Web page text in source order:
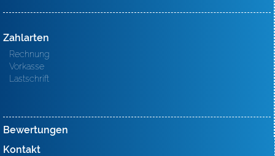
Zahlarten
Rechnung
Vorkasse
Lastschrift
Bewertungen
Kontakt